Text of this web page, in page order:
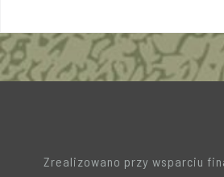
Zrealizowano przy wsparciu